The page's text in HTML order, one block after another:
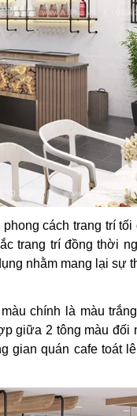
cách trang trí
trang trí đồng thời
nhằm mang lại sự
chính là màu
giữa 2 tông màu đối
gian quán cafe toát